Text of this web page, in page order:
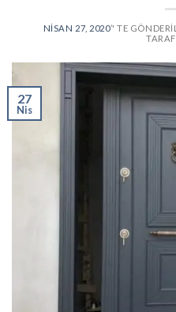
NISAN 27, 2020’' TE
27
Nis